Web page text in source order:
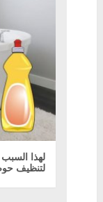
لهذا
لتنظيف